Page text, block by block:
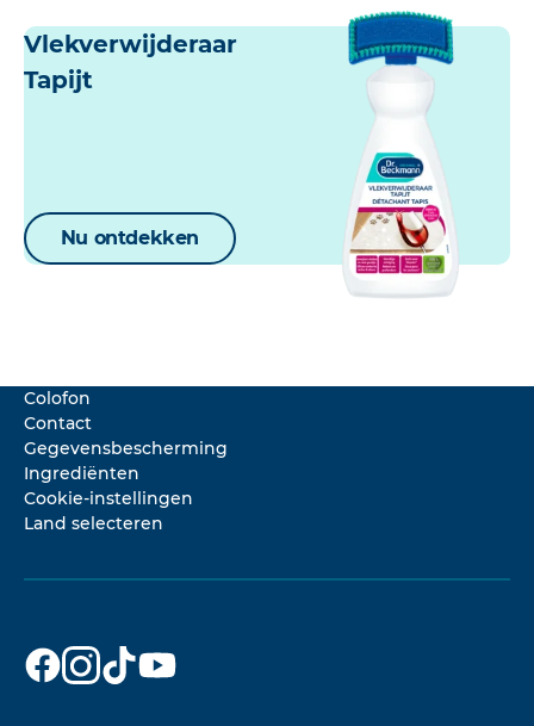
Vlekverwijderaar
Tapijt
Nu ontdekken
Colofon
Contact
Gegevensbescherming
Ingrediënten
Cookie-instellingen
Land selecteren
Dr. Beckmann
op
Dr. Beckmann
op
Dr. Beckmann
op